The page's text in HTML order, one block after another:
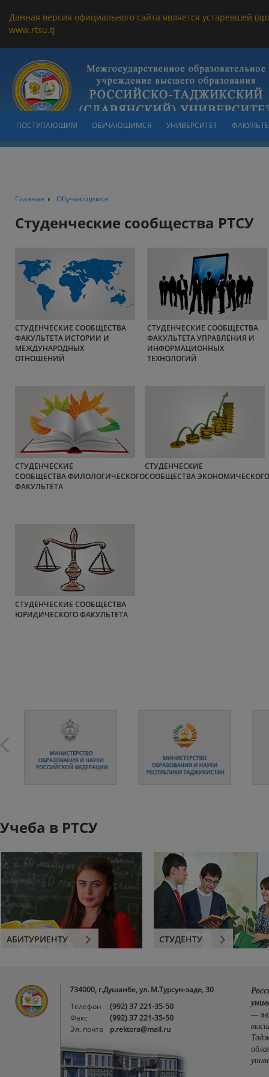
Данная версия официального сайта является устаревшей
www.rtsu.tj
ПОСТУПАЮЩИМ ОБУЧАЮЩИМСЯ УНИВЕРСИТЕТ
Главная Обучающимся
Студенческие сообщества РТСУ
СТУДЕНЧЕСКИЕ СООБЩЕСТВА
ФАКУЛЬТЕТА ИСТОРИИ И
МЕЖДУНАРОДНЫХ
ОТНОШЕНИЙ
СТУДЕНЧЕСКИЕ СООБЩЕСТВА
ФАКУЛЬТЕТА УПРАВЛЕНИЯ И
ИНФОРМАЦИОННЫХ
ТЕХНОЛОГИЙ
СТУДЕНЧЕСКИЕ
СООБЩЕСТВА ФИЛОЛОГИЧЕСКОГО
ФАКУЛЬТЕТА
СТУДЕНЧЕСКИЕ
СООБЩЕСТВА
СТУДЕНЧЕСКИЕ СООБЩЕСТВА
ЮРИДИЧЕСКОГО ФАКУЛЬТЕТА
Учеба в РТСУ
АБИТУРИЕНТУ СТУДЕНТУ
734000, г.Душанбе, ул. М.Турсун-заде, 30
Телефон
(992) 37 221-35-50
Факс
(992) 37 221-35-50
Эл. почта
p.rektora@mail.ru
—